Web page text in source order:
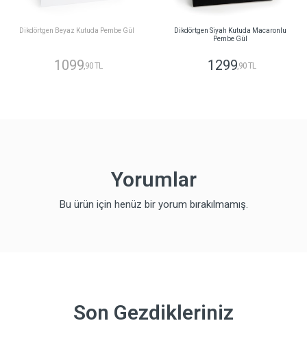
Dikdörtgen Beyaz Kutuda Pembe Gül
1099,90 TL
Dikdörtgen Siyah Kutuda Macaronlu
Pembe Gül
1299,90 TL
Yorumlar
Bu ürün için henüz bir yorum bırakılmamış.
Son Gezdikleriniz